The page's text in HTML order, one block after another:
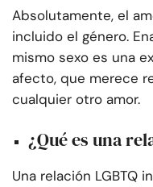
Absolutamente, el
incluido el género.
mismo sexo es una
afecto, que merece
cualquier otro amor.
¿Qué es una
Una relación LGBTQ